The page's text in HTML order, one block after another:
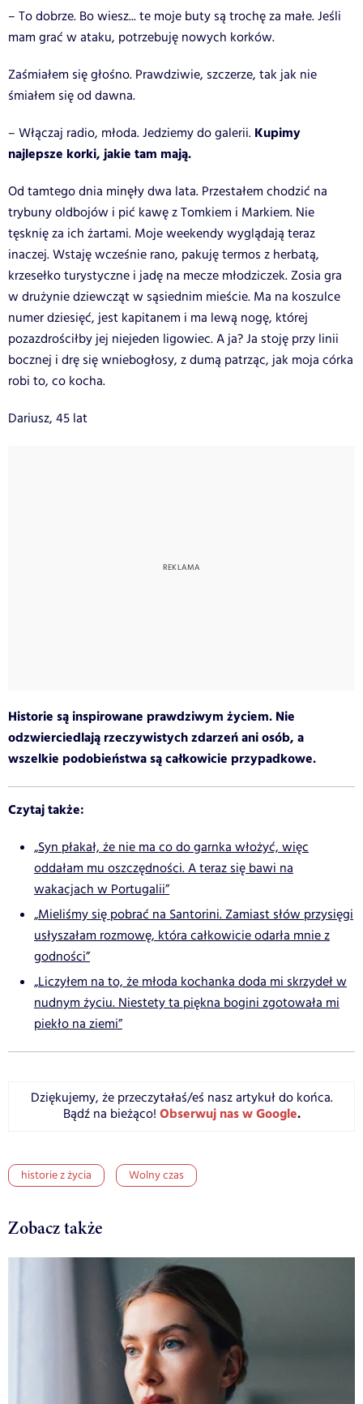
– To dobrze. Bo wiesz... te moje buty są trochę za małe. Jeśli
mam grać w ataku, potrzebuję nowych korków.
Zaśmiałem się głośno. Prawdziwie, szczerze, tak jak nie
śmiałem się od dawna.
– Włączaj radio, młoda. Jedziemy do galerii. Kupimy
najlepsze korki, jakie tam mają.
Od tamtego dnia minęły dwa lata. Przestałem chodzić na
trybuny oldbojów i pić kawę z Tomkiem i Markiem. Nie
tęsknię za ich żartami. Moje weekendy wyglądają teraz
inaczej. Wstaję wcześnie rano, pakuję termos z herbatą,
krzesełko turystyczne i jadę na mecze młodziczek. Zosia gra
w drużynie dziewcząt w sąsiednim mieście. Ma na koszulce
numer dziesięć, jest kapitanem i ma lewą nogę, której
pozazdrościłby jej niejeden ligowiec. A ja? Ja stoję przy linii
bocznej i drę się wniebogłosy, z dumą patrząc, jak moja córka
robi to, co kocha.
Dariusz, 45 lat
Historie są inspirowane prawdziwym życiem. Nie
odzwierciedlają rzeczywistych zdarzeń ani osób, a
wszelkie podobieństwa są całkowicie przypadkowe.
Czytaj także:
„Syn płakał, że nie ma co do garnka włożyć, więc
oddałam mu oszczędności. A teraz się bawi na
wakacjach w Portugalii”
„Mieliśmy się pobrać na Santorini. Zamiast słów przysięgi
usłyszałam rozmowę, która całkowicie odarła mnie z
godności”
„Liczyłem na to, że młoda kochanka doda mi skrzydeł w
nudnym życiu. Niestety ta piękna bogini zgotowała mi
piekło na ziemi”
Dziękujemy, że przeczytałaś/eś nasz artykuł do końca.
Bądź na bieżąco! Obserwuj nas w Google.
historie z życia Wolny czas
Zobacz także